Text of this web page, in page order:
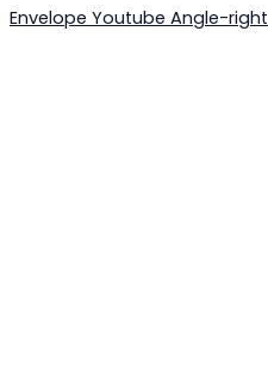
Envelope Youtube Angle-right